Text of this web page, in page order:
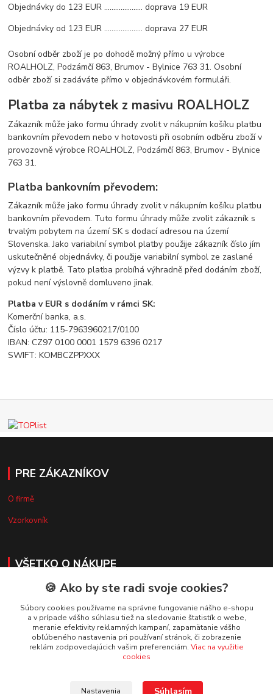
Objednávky do 123 EUR ..................... doprava 19 EUR
Objednávky od 123 EUR ..................... doprava 27 EUR
Osobní odběr zboží je po dohodě možný přímo u výrobce
ROALHOLZ, Podzámčí 863, Brumov - Bylnice 763 31. Osobní
odběr zboží si zadáváte přímo v objednávkovém formuláři.
Platba za nábytek z masivu ROALHOLZ
Zákazník může jako formu úhrady zvolit v nákupním košíku platbu
bankovním převodem nebo v hotovosti při osobním odběru zboží v
provozovně výrobce ROALHOLZ, Podzámčí 863, Brumov - Bylnice
763 31.
Platba bankovním převodem:
Zákazník může jako formu úhrady zvolit v nákupním košíku platbu
bankovním převodem. Tuto formu úhrady může zvolit zákazník s
trvalým pobytem na území SK s dodací adresou na území
Slovenska. Jako variabilní symbol platby použije zákazník číslo jím
uskutečněné objednávky, či použije variabilní symbol ze zaslané
výzvy k platbě. Tato platba probíhá výhradně před dodáním zboží,
pokud není výslovně domluveno jinak.
Platba v EUR s dodáním v rámci SK:
Komerční banka, a.s.
Číslo účtu: 115-7963960217/0100
IBAN: CZ97 0100 0001 1579 6396 0217
SWIFT: KOMBCZPPXXX
PRE ZÁKAZNÍKOV
O firmě
Vzorkovník
VŠETKO O NÁKUPE
Doprava a platba
Obchodné podmienky
Reklamačný poriadok
🍪 Ako by ste radi svoje cookies?
Súbory cookies používame na správne fungovanie nášho e-shopu
a v prípade vášho súhlasu tiež na sledovanie štatistík o webe,
meranie efektivity reklamných kampaní, zapamätanie vášho
obľúbeného nastavenia pri používaní stránok, či zobrazenie
reklám zodpovedajúcich vašim preferenciám. Viac na využitie
cookies
Nastavenia Súhlasím